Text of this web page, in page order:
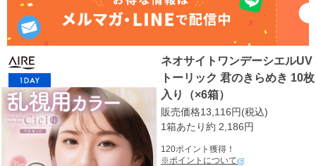
ネオサイトワンデーシエルUV
トーリック 君のきらめき 10枚
入り（×6箱）
販売価格13,116円(税込)
1箱あたり約 2,186円
120ポイント獲得！
※ポイントについて